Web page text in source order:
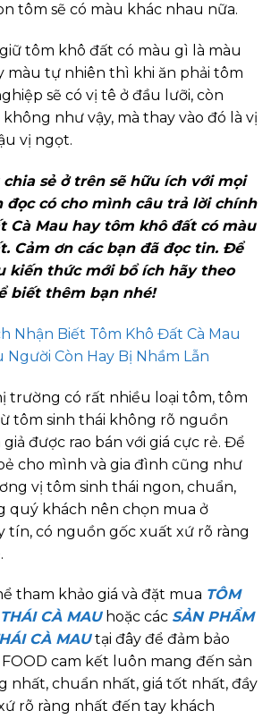
tôm sẽ có màu khác nhau nữa.
tôm khô đất có màu gì là màu
màu tự nhiên thì khi ăn phải tôm
sẽ có vị tê ở đầu lưỡi, còn
như vậy, mà thay vào đó là vị
vị ngọt.
sẻ ở trên sẽ hữu ích với mọi
đọc có cho mình câu trả lời chính
Cà Mau hay tôm khô đất có màu
Cảm ơn các bạn đã đọc tin. Để
kiến thức mới bổ ích hãy theo
biết thêm bạn nhé!
Nhận Biết Tôm Khô Đất Cà Mau
Người Còn Hay Bị Nhầm Lẫn
trường có rất nhiều loại tôm, tôm
tôm sinh thái không rõ nguồn
được rao bán với giá cực rẻ. Để
cho mình và gia đình cũng như
vị tôm sinh thái ngon, chuẩn,
quý khách nên chọn mua ở
tín, có nguồn gốc xuất xứ rõ ràng
tham khảo giá và đặt mua TÔM
CÀ MAUhoặc các SẢN PHẨM
CÀ MAUtại đây để đảm bảo
cam kết luôn mang đến sản
nhất, chuẩn nhất, giá tốt nhất, đầy
rõ ràng nhất đến tay khách